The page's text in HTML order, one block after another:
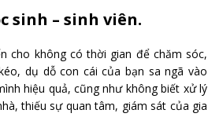
sinh – sinh viên.
cho không có thời gian để chăm sóc,
dụ dỗ con cái của bạn sa ngã vào
hiệu quả, cũng như không biết xử lý
thiếu sự quan tâm, giám sát của gia